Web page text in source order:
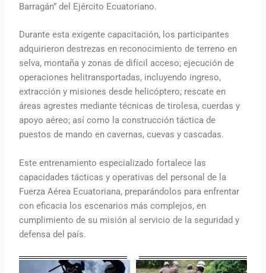
Barragán” del Ejército Ecuatoriano.
Durante esta exigente capacitación, los participantes
adquirieron destrezas en reconocimiento de terreno en
selva, montaña y zonas de difícil acceso; ejecución de
operaciones helitransportadas, incluyendo ingreso,
extracción y misiones desde helicóptero; rescate en
áreas agrestes mediante técnicas de tirolesa, cuerdas y
apoyo aéreo; así como la construcción táctica de
puestos de mando en cavernas, cuevas y cascadas.
Este entrenamiento especializado fortalece las
capacidades tácticas y operativas del personal de la
Fuerza Aérea Ecuatoriana, preparándolos para enfrentar
con eficacia los escenarios más complejos, en
cumplimiento de su misión al servicio de la seguridad y
defensa del país.